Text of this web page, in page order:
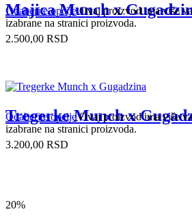
Odaberite opcije Ovaj proizvod ima više
izabrane na stranici proizvoda.
Majica Munch x
2.500,00 RSD
Odaberite opcije Ovaj proizvod ima više
izabrane na stranici proizvoda.
Tregerke Munch x
3.200,00 RSD
20%